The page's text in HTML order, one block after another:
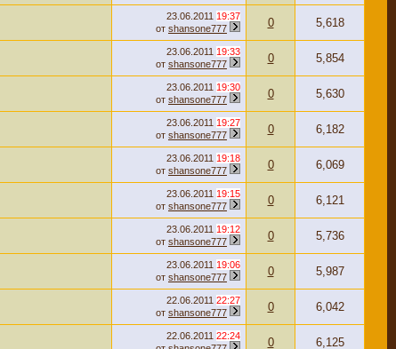
23.06.2011 19:37
от shansone777 0 5,618
23.06.2011 19:33
от shansone777 0 5,854
23.06.2011 19:30
от shansone777 0 5,630
23.06.2011 19:27
от shansone777 0 6,182
23.06.2011 19:18
от shansone777 0 6,069
23.06.2011 19:15
от shansone777 0 6,121
23.06.2011 19:12
от shansone777 0 5,736
23.06.2011 19:06
от shansone777 0 5,987
22.06.2011 22:27
от shansone777 0 6,042
22.06.2011 22:24
0 6,125